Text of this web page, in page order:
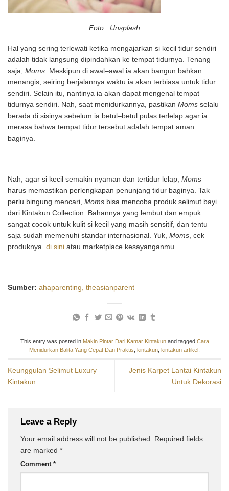
Foto : Unsplash
Hal yang sering terlewati ketika mengajarkan si kecil tidur sendiri
adalah tidak langsung dipindahkan ke tempat tidurnya. Tenang
saja, Moms . Meskipun di awal–awal ia akan bangun bahkan
menangis, seiring berjalannya waktu ia akan terbiasa untuk tidur
sendiri. Selain itu, nantinya ia akan dapat mengenal tempat
tidurnya sendiri. Nah, saat menidurkannya, pastikan Moms selalu
berada di sisinya sebelum ia betul–betul pulas terlelap agar ia
merasa bahwa tempat tidur tersebut adalah tempat aman
baginya.
Nah, agar si kecil semakin nyaman dan tertidur lelap, Moms
harus memastikan perlengkapan penunjang tidur baginya. Tak
perlu bingung mencari, Moms bisa mencoba produk selimut bayi
dari Kintakun Collection. Bahannya yang lembut dan empuk
sangat cocok untuk kulit si kecil yang masih sensitif, dan tentu
saja sudah memenuhi standar internasional. Yuk, Moms, cek
produknya di sini atau marketplace kesayanganmu.
Sumber: ahaparenting, theasianparent
This entry was posted in Makin Pintar Dari Kamar Kintakunand tagged Cara
Menidurkan Balita Yang Cepat Dan Praktis kintakun kintakun artikel
Keunggulan Selimut Luxury
Kintakun
Jenis Karpet Lantai Kintakun
Untuk Dekorasi
Leave a Reply
Your email address will not be published.
Required fields
are marked *
Comment *